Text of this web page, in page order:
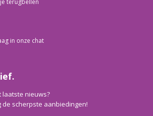
in onze chat
laatste nieuws?
de scherpste aanbiedingen!